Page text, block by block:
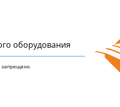
оборудования
запрещено.